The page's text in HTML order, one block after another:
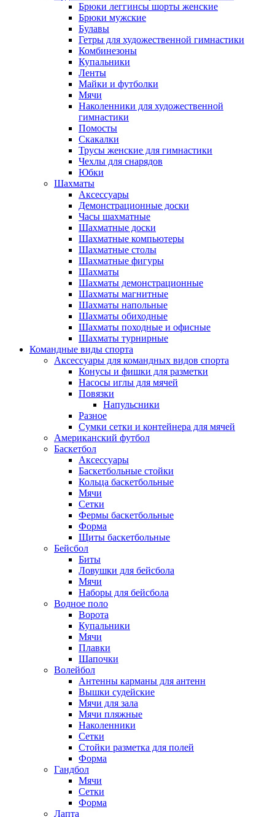
Брюки леггинсы шорты женские
Брюки мужские
Булавы
Гетры для художественной гимнастики
Комбинезоны
Купальники
Ленты
Майки и футболки
Мячи
Наколенники для художественной
гимнастики
Помосты
Скакалки
Трусы женские для гимнастики
Чехлы для снарядов
Юбки
Шахматы
Аксессуары
Демонстрационные доски
Часы шахматные
Шахматные доски
Шахматные компьютеры
Шахматные столы
Шахматные фигуры
Шахматы
Шахматы демонстрационные
Шахматы магнитные
Шахматы напольные
Шахматы обиходные
Шахматы походные и офисные
Шахматы турнирные
Командные виды спорта
Аксессуары для командных видов спорта
Конусы и фишки для разметки
Насосы иглы для мячей
Повязки
Напульсники
Разное
Сумки сетки и контейнера для мячей
Американский футбол
Баскетбол
Аксессуары
Баскетбольные стойки
Кольца баскетбольные
Мячи
Сетки
Фермы баскетбольные
Форма
Щиты баскетбольные
Бейсбол
Биты
Ловушки для бейсбола
Мячи
Наборы для бейсбола
Водное поло
Ворота
Купальники
Мячи
Плавки
Шапочки
Волейбол
Антенны карманы для антенн
Вышки судейские
Мячи для зала
Мячи пляжные
Наколенники
Сетки
Стойки разметка для полей
Форма
Гандбол
Мячи
Сетки
Форма
Лапта